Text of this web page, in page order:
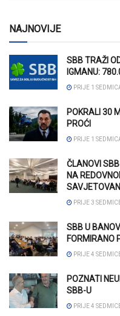
NAJNOVIJE
SBB TRAŽI
IGMANU:
PRIJE 1
POKRALI 30
PROĆI
PRIJE 1
ČLANOVI
NA
PRIJE 3
SBB U
FORMIRANO
PRIJE 4
POZNATI
SBB-U
PRIJE 4